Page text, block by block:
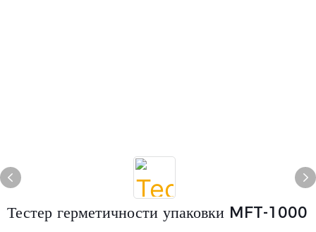
Тестер герметичности упаковки MFT-1000